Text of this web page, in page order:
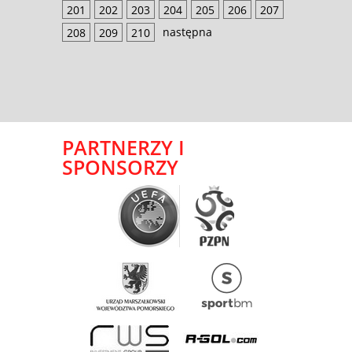
201
202 203 204 205 206
207
208
209 210 następna
PARTNERZY I
SPONSORZY